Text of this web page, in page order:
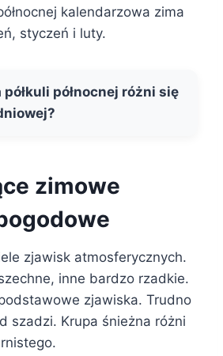
kalendarzowa zima
styczeń i luty.
północnej różni się
zimowe
zjawisk atmosferycznych.
inne bardzo rzadkie.
zjawiska. Trudno
szadzi. Krupa śnieżna różni